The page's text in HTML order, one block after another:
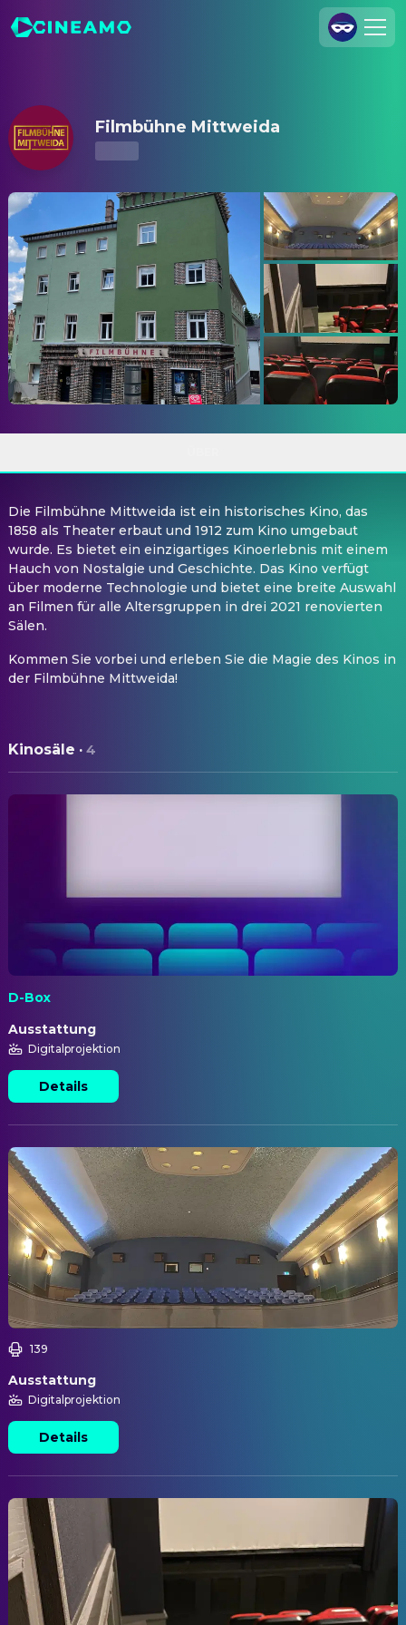
Impressum
Datenschutzerklärung
Datenschutzeinstellungen
Filmbühne Mittweida
Die Filmbühne Mittweida ist ein historisches Kino, das
1858 als Theater erbaut und 1912 zum Kino umgebaut
wurde. Es bietet ein einzigartiges Kinoerlebnis mit einem
Hauch von Nostalgie und Geschichte. Das Kino verfügt
über moderne Technologie und bietet eine breite Auswahl
an Filmen für alle Altersgruppen in drei 2021 renovierten
Sälen.
Kommen Sie vorbei und erleben Sie die Magie des Kinos in
der Filmbühne Mittweida!
Kinosäle · 4
D-Box
Ausstattung
Digitalprojektion
Details
139
Ausstattung
Digitalprojektion
Details